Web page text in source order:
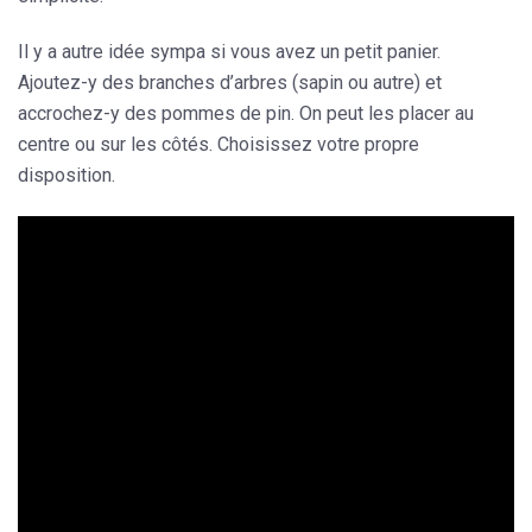
Il y a autre idée sympa si vous avez un petit panier.
Ajoutez-y des branches d’arbres (sapin ou autre) et
accrochez-y des pommes de pin. On peut les placer au
centre ou sur les côtés. Choisissez votre propre
disposition.